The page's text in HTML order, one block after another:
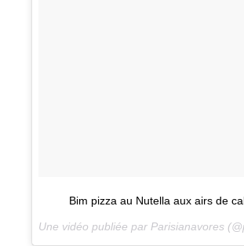
Bim pizza au Nutella aux airs de